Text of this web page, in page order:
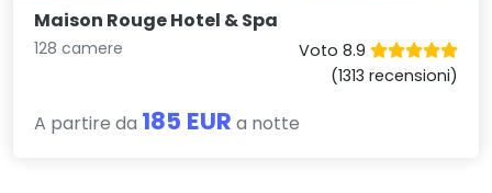
Maison Rouge Hotel & Spa
128 camere
Voto 8.9
(1313 recensioni)
A partire da 185 EUR a notte